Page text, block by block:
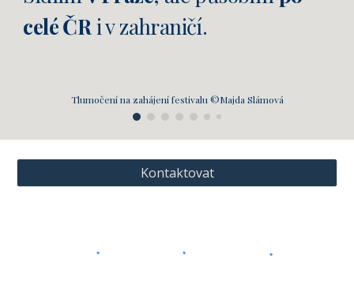
celé ČRi v zahraničí.
Tlumočení na zahájení festivalu ©Majda Slámová
Kontaktovat